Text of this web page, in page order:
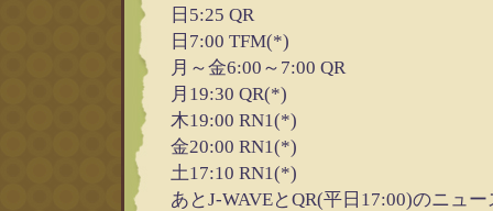
日5:25 QR
日7:00 TFM(*)
月～金6:00～7:00 QR
月19:30 QR(*)
木19:00 RN1(*)
金20:00 RN1(*)
土17:10 RN1(*)
あとJ-WAVEとQR(平日17:00)のニュ